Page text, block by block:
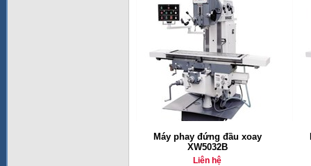
Máy phay đứng đầu xoay
XW5032B
Liên hệ